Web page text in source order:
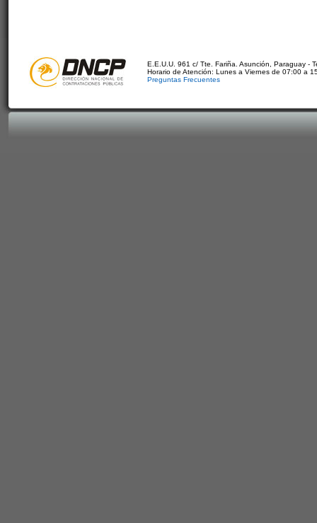
E.E.U.U. 961 c/ Tte. Fariña. Asunción, Paraguay -
Horario de Atención: Lunes a Viernes de 07:00 a
Preguntas Frecuentes